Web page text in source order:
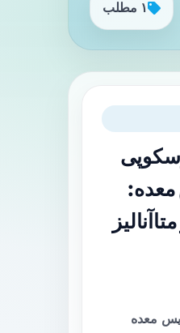
۱ مطلب
معده:
معده